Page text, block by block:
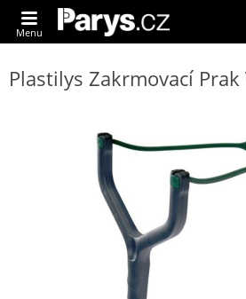
Menu
Plastilys Zakrmovací Prak